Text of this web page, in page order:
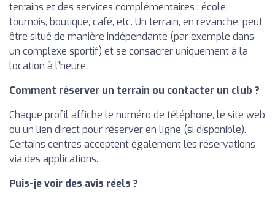
terrains et des services complémentaires : école,
tournois, boutique, café, etc. Un terrain, en revanche, peut
être situé de manière indépendante (par exemple dans
un complexe sportif) et se consacrer uniquement à la
location à l’heure.
Comment réserver un terrain ou contacter un club ?
Chaque profil affiche le numéro de téléphone, le site web
ou un lien direct pour réserver en ligne (si disponible).
Certains centres acceptent également les réservations
via des applications.
Puis-je voir des avis réels ?